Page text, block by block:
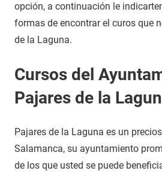
opción, a continuación le
formas de encontrar el curos que
de la Laguna.
Cursos del
Pajares de la
Pajares de la Laguna es un
Salamanca, su ayuntamiento
de los que usted se puede